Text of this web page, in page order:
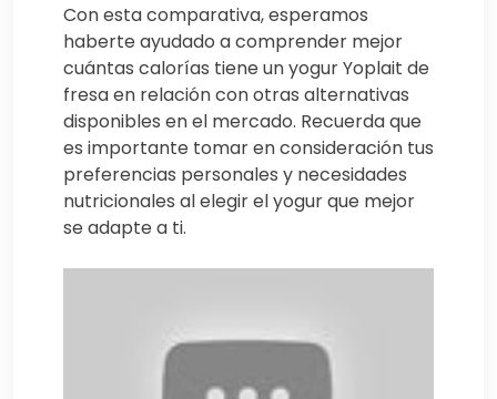
Con esta comparativa, esperamos
haberte ayudado a comprender mejor
cuántas calorías tiene un yogur Yoplait de
fresa en relación con otras alternativas
disponibles en el mercado. Recuerda que
es importante tomar en consideración tus
preferencias personales y necesidades
nutricionales al elegir el yogur que mejor
se adapte a ti.